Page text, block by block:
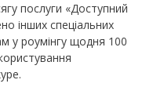
послуги «Доступний
інших спеціальних
у роумінгу щодня 100